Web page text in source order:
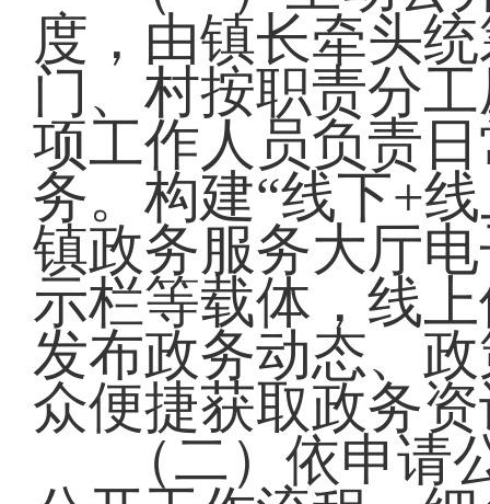
度，由镇长牵头
门、村按职责分
项工作人员负责
务。构建“线下+
镇政务服务大厅
示栏等载体，线
发布政务动态、
众便捷获取政务
（二）依申